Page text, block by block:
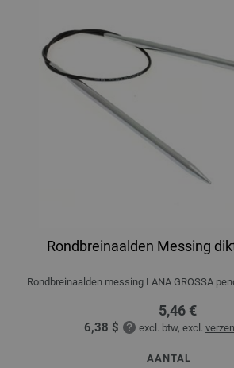
Rondbreinaalden Messing
Rondbreinaalden messing LANA GROSSA
5,46 €
6,38 $ excl. btw, excl.
AANTAL